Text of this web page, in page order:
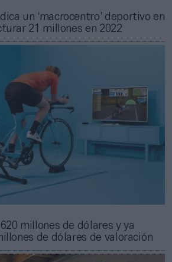
un ‘macrocentro’ deportivo en
21 millones en 2022
millones de dólares y ya
de dólares de valoración